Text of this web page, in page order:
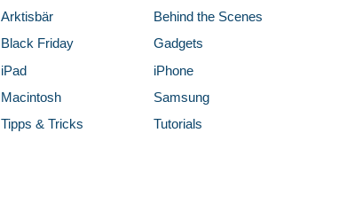
Arktisbär
Behind the Scenes
Black Friday
Gadgets
iPad
iPhone
Macintosh
Samsung
Tipps & Tricks
Tutorials